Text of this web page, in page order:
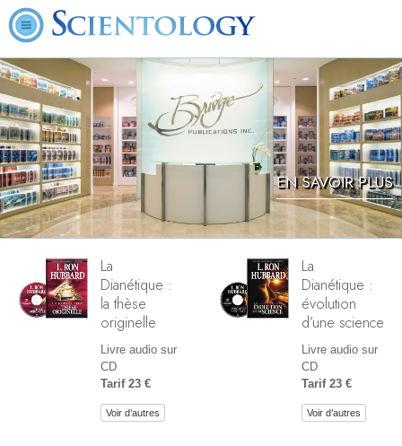
EN SAVOIR PLUS
La
Dianétique :
la thèse
originelle
Livre audio sur
CD
Tarif 23 €
Voir d’autres
La
Dianétique :
évolution
d’une science
Livre audio sur
CD
Tarif 23 €
Voir d’autres